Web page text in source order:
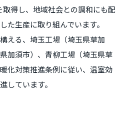
得し、地域社会との調和にも配
た生産に取り組んでいます。
える、埼玉工場（埼玉県草加
加須市）、青柳工場（埼玉県草
化対策推進条例に従い、温室効
しています。